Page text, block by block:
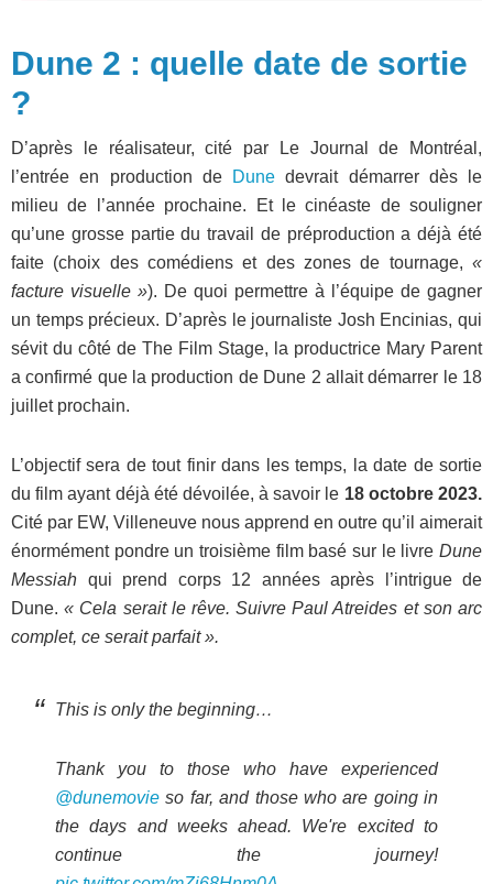
Dune 2 : quelle date de sortie
?
D’après le réalisateur, cité par Le Journal de Montréal,
l’entrée en production de
Dune devrait démarrer dès le
milieu de l’année prochaine. Et le cinéaste de souligner
qu’une grosse partie du travail de préproduction a déjà été
faite (choix des comédiens et des zones de tournage, «
facture visuelle »). De quoi permettre à l’équipe de gagner
un temps précieux. D’après le journaliste Josh Encinias, qui
sévit du côté de The Film Stage, la productrice Mary Parent
a confirmé que la production de Dune 2 allait démarrer le 18
juillet prochain.
L’objectif sera de tout finir dans les temps, la date de sortie
du film ayant déjà été dévoilée, à savoir le 18 octobre 2023.
Cité par EW, Villeneuve nous apprend en outre qu’il aimerait
énormément pondre un troisième film basé sur le livre Dune
Messiah qui prend corps 12 années après l’intrigue de
Dune.« Cela serait le rêve. Suivre Paul Atreides et son arc
complet, ce serait parfait ».
This is only the beginning…
Thank you to those who have experienced
@dunemovie so far, and those who are going in
the days and weeks ahead. We're excited to
continue the journey!